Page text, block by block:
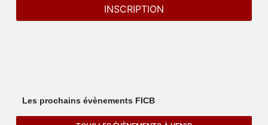
Les prochains évènements FICB